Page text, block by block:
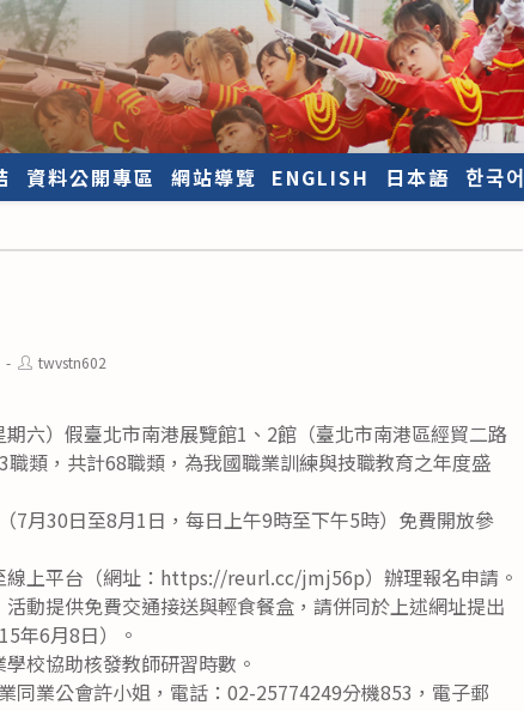
資料公開專區 網站導覽 ENGLISH 日本語 한국어
Posttwvstn602
六）假臺北市南港展覽館1、2館（臺北市南港區經貿二路
類，共計68職類，為我國職業訓練與技職教育之年度盛
7月30日至8月1日，每日上午9時至下午5時）免費開放參
上平台（網址：https://reurl.cc/jmj56p）辦理報名申請。
動提供免費交通接送與輕食餐盒，請併同於上述網址提出
年6月8日）。
校協助核發教師研習時數。
同業公會許小姐，電話：02-25774249分機853，電子郵